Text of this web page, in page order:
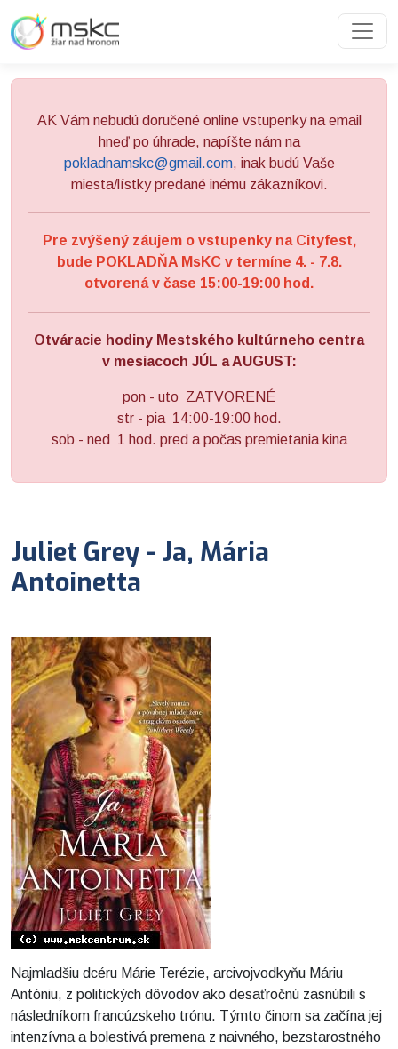
AK Vám nebudú doručené online vstupenky na email
hneď po úhrade, napíšte nám na
pokladnamskc@gmail.com, inak budú Vaše
miesta/lístky predané inému zákazníkovi.
Pre zvýšený záujem o vstupenky na Cityfest,
bude POKLADŇA MsKC v termíne 4. - 7.8.
otvorená v čase 15:00-19:00 hod.
Otváracie hodiny Mestského kultúrneho centra
v mesiacoch JÚL a AUGUST:
pon - uto ZATVORENÉ
str - pia 14:00-19:00 hod.
sob - ned 1 hod. pred a počas premietania kina
Juliet Grey - Ja, Mária
Antoinetta
Najmladšiu dcéru Márie Terézie, arcivojvodkyňu Máriu
Antóniu, z politických dôvodov ako desaťročnú zasnúbili s
následníkom francúzskeho trónu. Týmto činom sa začína jej
intenzívna a bolestivá premena z naivného, bezstarostného